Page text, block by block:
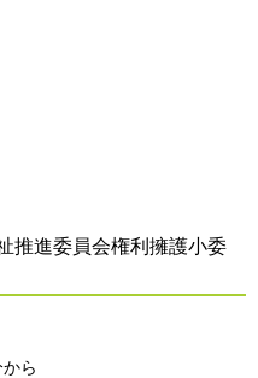
推進委員会権利擁護小委
ら